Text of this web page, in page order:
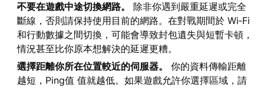
不要在遊戲中途切換網路。
除非你遇到嚴重延遲或完全
斷線，否則請保持使用目前的網路。在對戰期間於 Wi‑Fi
和行動數據之間切換，可能會導致封包遺失與短暫卡頓，
情況甚至比你原本想解決的延遲更糟。
選擇距離你所在位置較近的伺服器。
你的資料傳輸距離
越短，Ping值 值就越低。如果遊戲允許你選擇區域，請